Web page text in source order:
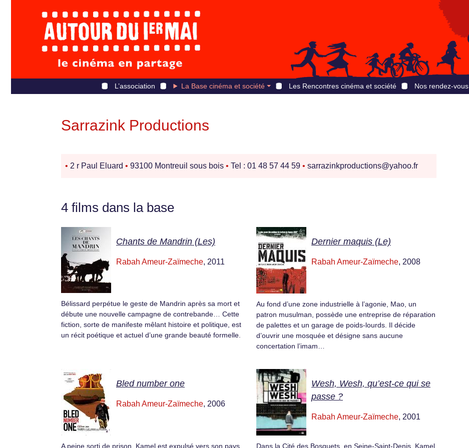
L’association La Base cinéma et société Les Rencontres cinéma et société Nos rendez-vous
Sarrazink Productions
• 2 r Paul Eluard • 93100 Montreuil sous bois • Tel : 01 48 57 44 59 • sarrazinkproductions@yahoo.fr
4 films dans la base
Chants de Mandrin (Les)
Rabah Ameur-Zaïmeche, 2011
Bélissard perpétue le geste de Mandrin après sa mort et
débute une nouvelle campagne de contrebande… Cette
fiction, sorte de manifeste mêlant histoire et politique, est
un récit poétique et actuel d’une grande beauté formelle.
Dernier maquis (Le)
Rabah Ameur-Zaïmeche, 2008
Au fond d’une zone industrielle à l’agonie, Mao, un
patron musulman, possède une entreprise de réparation
de palettes et un garage de poids-lourds. Il décide
d’ouvrir une mosquée et désigne sans aucune
concertation l’imam…
Bled number one
Rabah Ameur-Zaïmeche, 2006
A peine sorti de prison, Kamel est expulsé vers son pays
Wesh, Wesh, qu’est-ce qui se
passe ?
Rabah Ameur-Zaïmeche, 2001
Dans la Cité des Bosquets, en Seine-Saint-Denis, Kamel